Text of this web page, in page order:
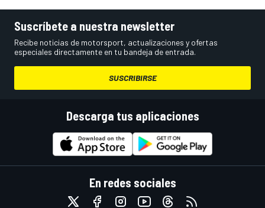
Suscríbete a nuestra newsletter
Recibe noticias de motorsport, actualizaciones y ofertas
especiales directamente en tu bandeja de entrada.
SUSCRIBIRSE
Descarga tus aplicaciones
En redes sociales